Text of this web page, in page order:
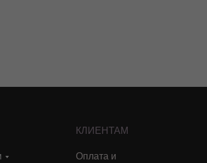
КЛИЕНТАМ
Оплата и